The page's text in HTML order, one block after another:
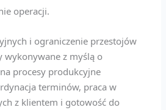
operacji.
i ograniczenie przestojów
wykonywane z myślą o
procesy produkcyjne
terminów, praca w
z klientem i gotowość do